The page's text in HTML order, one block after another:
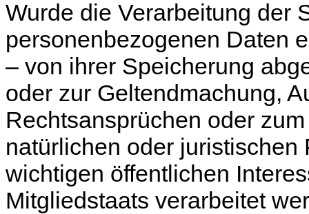
Wurde die Verarbeitung der
personenbezogenen Daten
– von ihrer Speicherung
oder zur Geltendmachung,
Rechtsansprüchen oder
natürlichen oder
wichtigen öffentlichen
Mitgliedstaats verarbeitet